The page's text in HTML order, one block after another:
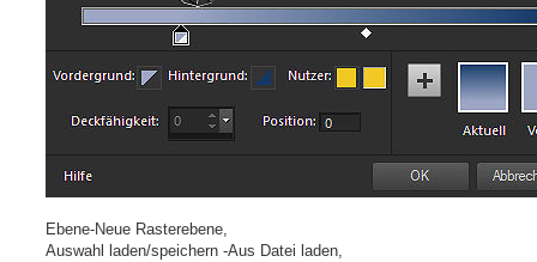
Ebene-Neue Rasterebene,
Auswahl laden/speichern -Aus Datei laden,